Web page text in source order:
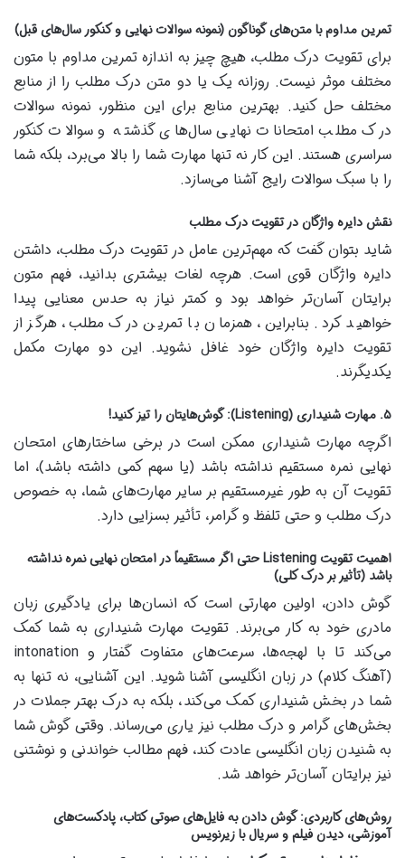
تمرین مداوم با متن‌های گوناگون (نمونه سوالات نهایی و کنکور سال‌های قبل)
برای تقویت درک مطلب، هیچ چیز به اندازه تمرین مداوم با متون
مختلف موثر نیست. روزانه یک یا دو متن درک مطلب را از منابع
مختلف حل کنید. بهترین منابع برای این منظور، نمونه سوالات
درک مطلب امتحانات نهایی سال‌های گذشته و سوالات کنکور
سراسری هستند. این کار نه تنها مهارت شما را بالا می‌برد، بلکه شما
را با سبک سوالات رایج آشنا می‌سازد.
نقش دایره واژگان در تقویت درک مطلب
شاید بتوان گفت که مهم‌ترین عامل در تقویت درک مطلب، داشتن
دایره واژگان قوی است. هرچه لغات بیشتری بدانید، فهم متون
برایتان آسان‌تر خواهد بود و کمتر نیاز به حدس معنایی پیدا
خواهید کرد. بنابراین، همزمان با تمرین درک مطلب، هرگز از
تقویت دایره واژگان خود غافل نشوید. این دو مهارت مکمل
یکدیگرند.
۵. مهارت شنیداری (Listening): گوش‌هایتان را تیز کنید!
اگرچه مهارت شنیداری ممکن است در برخی ساختارهای امتحان
نهایی نمره مستقیم نداشته باشد (یا سهم کمی داشته باشد)، اما
تقویت آن به طور غیرمستقیم بر سایر مهارت‌های شما، به خصوص
درک مطلب و حتی تلفظ و گرامر، تأثیر بسزایی دارد.
اهمیت تقویت Listening حتی اگر مستقیماً در امتحان نهایی نمره نداشته
باشد (تأثیر بر درک کلی)
گوش دادن، اولین مهارتی است که انسان‌ها برای یادگیری زبان
مادری خود به کار می‌برند. تقویت مهارت شنیداری به شما کمک
می‌کند تا با لهجه‌ها، سرعت‌های متفاوت گفتار و intonation
(آهنگ کلام) در زبان انگلیسی آشنا شوید. این آشنایی، نه تنها به
شما در بخش شنیداری کمک می‌کند، بلکه به درک بهتر جملات در
بخش‌های گرامر و درک مطلب نیز یاری می‌رساند. وقتی گوش شما
به شنیدن زبان انگلیسی عادت کند، فهم مطالب خواندنی و نوشتنی
نیز برایتان آسان‌تر خواهد شد.
روش‌های کاربردی: گوش دادن به فایل‌های صوتی کتاب، پادکست‌های
آموزشی، دیدن فیلم و سریال با زیرنویس